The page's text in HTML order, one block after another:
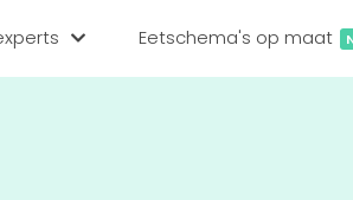
Eetschema's op maat